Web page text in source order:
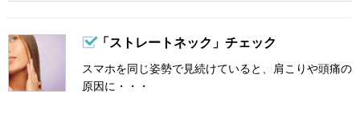
「ストレートネック」チェック
スマホを同じ姿勢で見続けていると、肩こりや頭痛の
原因に・・・